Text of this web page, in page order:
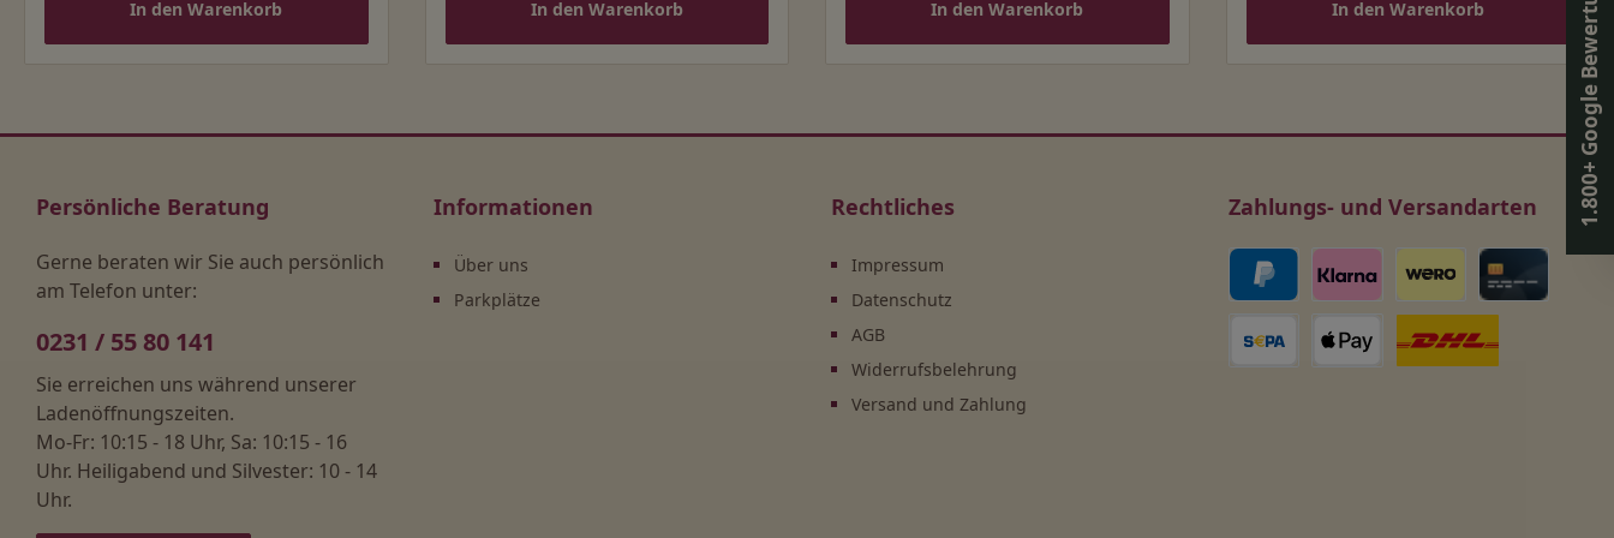
In den Warenkorb In den Warenkorb In den Warenkorb In den Warenkorb
Persönliche Beratung
Gerne beraten wir Sie auch persönlich
am Telefon unter:
0231 / 55 80 141
Sie erreichen uns während unserer
Ladenöffnungszeiten.
Mo-Fr: 10:15 - 18 Uhr, Sa: 10:15 - 16
Uhr. Heiligabend und Silvester: 10 - 14
Uhr.
Informationen
Über uns
Parkplätze
Rechtliches
Impressum
Datenschutz
AGB
Widerrufsbelehrung
Versand und Zahlung
Zahlungs- und Versandarten 1.800+ Google Bewertungen ⭐